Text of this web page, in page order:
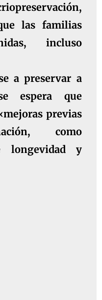
las familias
incluso
a preservar a
espera que
previas
como
longevidad y